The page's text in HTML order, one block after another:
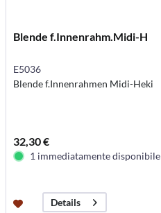
Blende f.Innenrahm.Midi-H
E5036
Blende f.Innenrahmen Midi-Heki
32,30 €
1 immediatamente disponibile
Details